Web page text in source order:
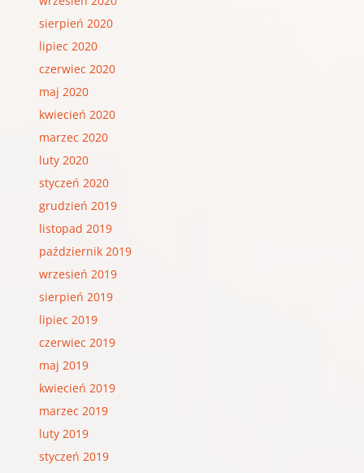
sierpień 2020
lipiec 2020
czerwiec 2020
maj 2020
kwiecień 2020
marzec 2020
luty 2020
styczeń 2020
grudzień 2019
listopad 2019
październik 2019
wrzesień 2019
sierpień 2019
lipiec 2019
czerwiec 2019
maj 2019
kwiecień 2019
marzec 2019
luty 2019
styczeń 2019